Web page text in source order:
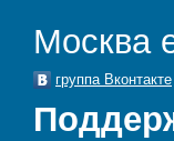
Москва
группа Вконтакте